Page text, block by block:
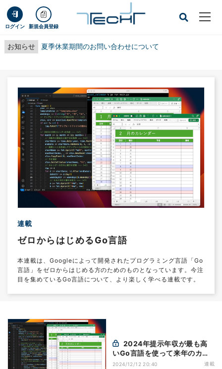
ログイン 新規会員登録
お知らせ 夏季休業期間のお問い合わせについて
連載
ゼロからはじめるGo言語
本連載は、Googleによって開発されたプログラミング言語「Go
言語」をゼロからはじめる方のためのものとなっています。今注
目を集めているGo言語について、より楽しく学べる連載です。
いGo言語を使って来年のカレ
ンダーExcelを作ろう
2024/12/12 20:40 連載